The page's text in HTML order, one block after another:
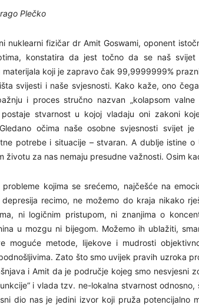
Plečko
nuklearni fizičar dr Amit Goswami, oponent
konstatira da jest točno da se naš
materijala koji je zapravo čak 99,9999999%
svijesti i naše svjesnosti. Kako kaže, ono
i proces stručno nazvan „kolapsom valne
stvarnost u kojoj vladaju oni zakoni
očima naše osobne svjesnosti svijet
potrebe i situacije – stvaran. A dublje istine o
životu za nas nemaju presudne važnosti. Osim
kojima se srećemo, najčešće na
recimo, ne možemo do kraja nikako
ni logičnim pristupom, ni znanjima o
u mozgu ni bijegom. Možemo ih ublažiti,
moguće metode, lijekove i mudrosti
Zato što smo uvijek pravih uzroka
i Amit da je područje kojeg smo nesvjesni
i vlada tzv. ne-lokalna stvarnost
dio nas je jedini izvor koji pruža potencijalno